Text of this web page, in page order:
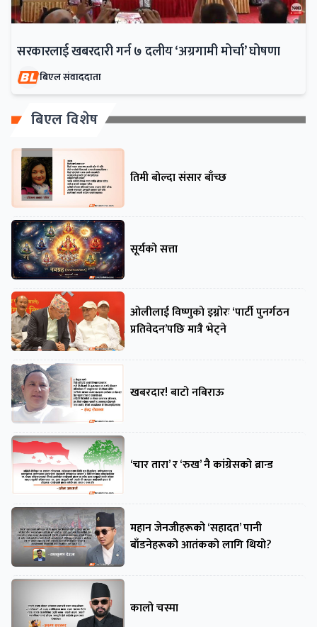
सरकारलाई खबरदारी गर्न ७ दलीय ‘अग्रगामी मोर्चा’ घोषणा
बिएल संवाददाता
बिएल विशेष
तिमी बोल्दा संसार बाँच्छ
सूर्यको सत्ता
ओलीलाई विष्णुको इग्नोरः ‘पार्टी पुनर्गठन
प्रतिवेदन’पछि मात्रै भेट्ने
खबरदार! बाटो नबिराऊ
‘चार तारा’ र ‘रुख’ नै कांग्रेसको ब्रान्ड
महान जेनजीहरूको ‘सहादत’ पानी
बाँडनेहरूको आतंकको लागि थियो?
कालो चस्मा